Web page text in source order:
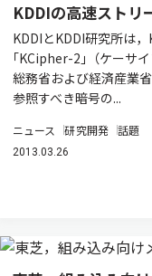
KDDIの高速ストリ
KDDIとKDDI研究所は
｢KCipher-2｣（ケーサ
総務省および経済産業
参照すべき暗号の...
ニュース 研究開発 話題
2013.03.26